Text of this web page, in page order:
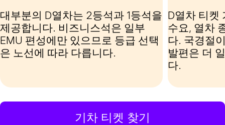
대부분의 D열차는 2등석과 1등석을
제공합니다. 비즈니스석은 일부
EMU 편성에만 있으므로 등급 선택
은 노선에 따라 다릅니다.
D열차 티켓
수요, 열차
다. 국경절
발편은 더
다.
기차 티켓 찾기